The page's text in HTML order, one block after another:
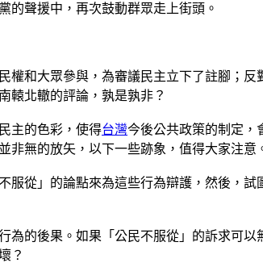
的聲援中，再次鼓動群眾走上街頭。
和大眾參與，為審議民主立下了註腳；
轅北轍的評論，孰是孰非？
主的色彩，使得台灣今後公共政策的制定，
非無的放矢，以下一些跡象，值得大家注意
從」的論點來為這些行為辯護，然後，
的後果。如果「公民不服從」的訴求可
？